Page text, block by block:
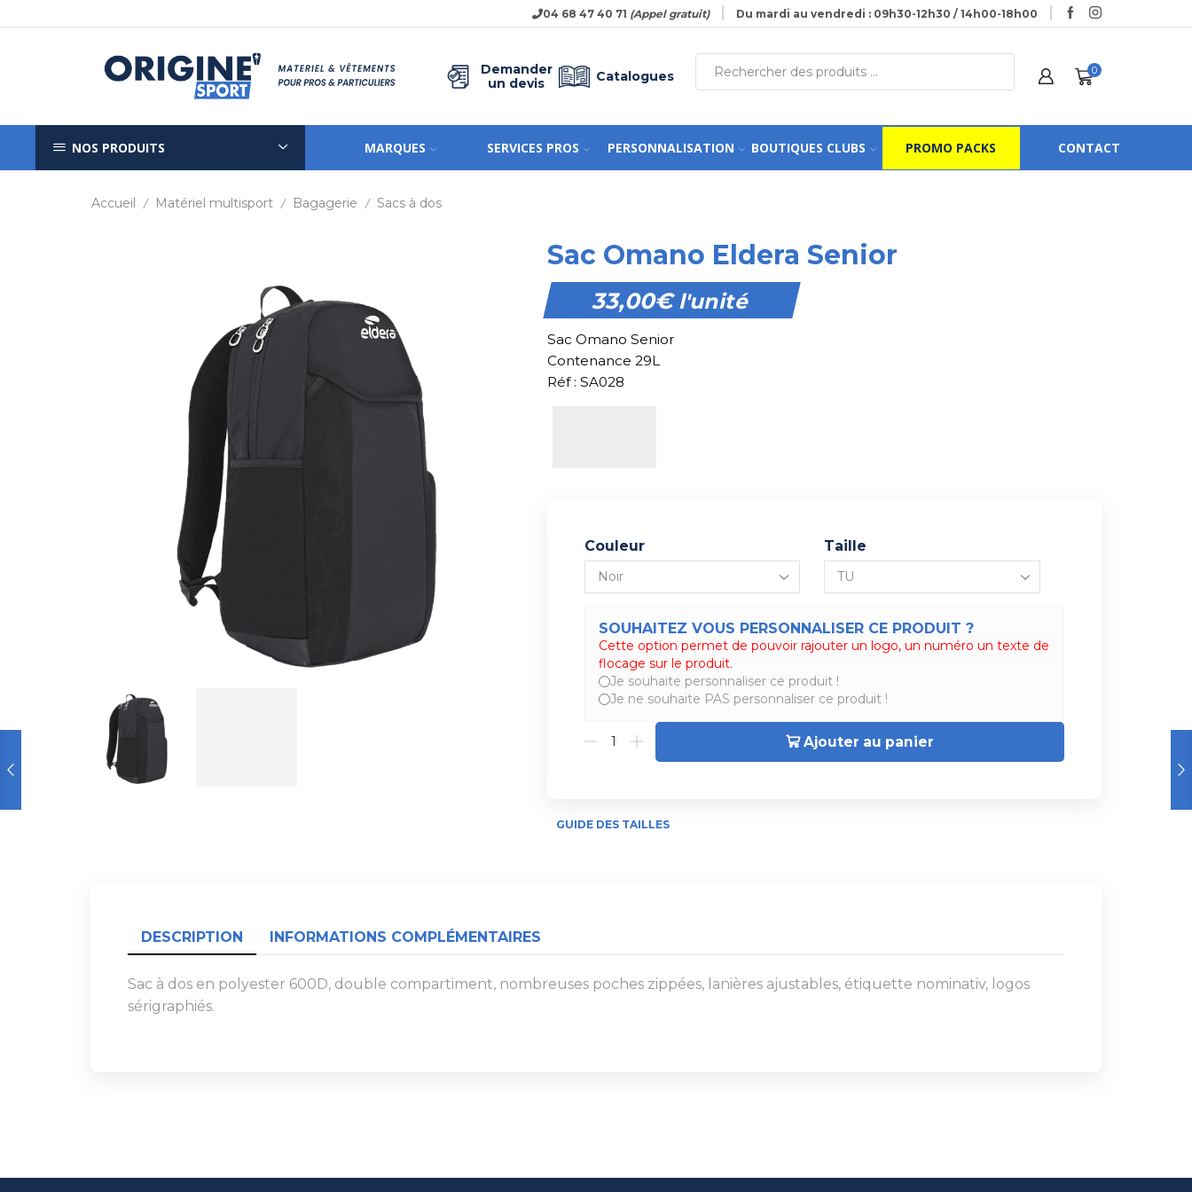
04 68 47 40 71 (Appel gratuit) Du mardi au vendredi : 09h30-12h30 / 14h00-18h00
Demander
un devis
Catalogues 0
NOS PRODUITS MARQUES SERVICES PROS PERSONNALISATION BOUTIQUES CLUBS PROMO PACKS CONTACT
Accueil / Matériel multisport / Bagagerie / Sacs à dos
Sac Omano Eldera Senior
33,00€l'unité
Sac Omano Senior
Contenance 29L
Réf : SA028
Couleur Taille
SOUHAITEZ VOUS PERSONNALISER CE PRODUIT ?
Cette option permet de pouvoir rajouter un logo, un numéro un texte de
flocage sur le produit.
Je souhaite personnaliser ce produit !
Je ne souhaite PAS personnaliser ce produit !
Ajouter au panier
Alternative:
GUIDE DES TAILLES
DESCRIPTION INFORMATIONS COMPLÉMENTAIRES
Sac à dos en polyester 600D, double compartiment, nombreuses poches zippées, lanières ajustables, étiquette nominativ, logos
sérigraphiés.